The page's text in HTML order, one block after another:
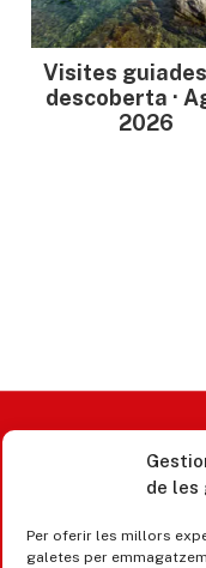
de les
Per oferir les millors
galetes per
Visites
descoberta ·
2026
Castell d’Aro ·